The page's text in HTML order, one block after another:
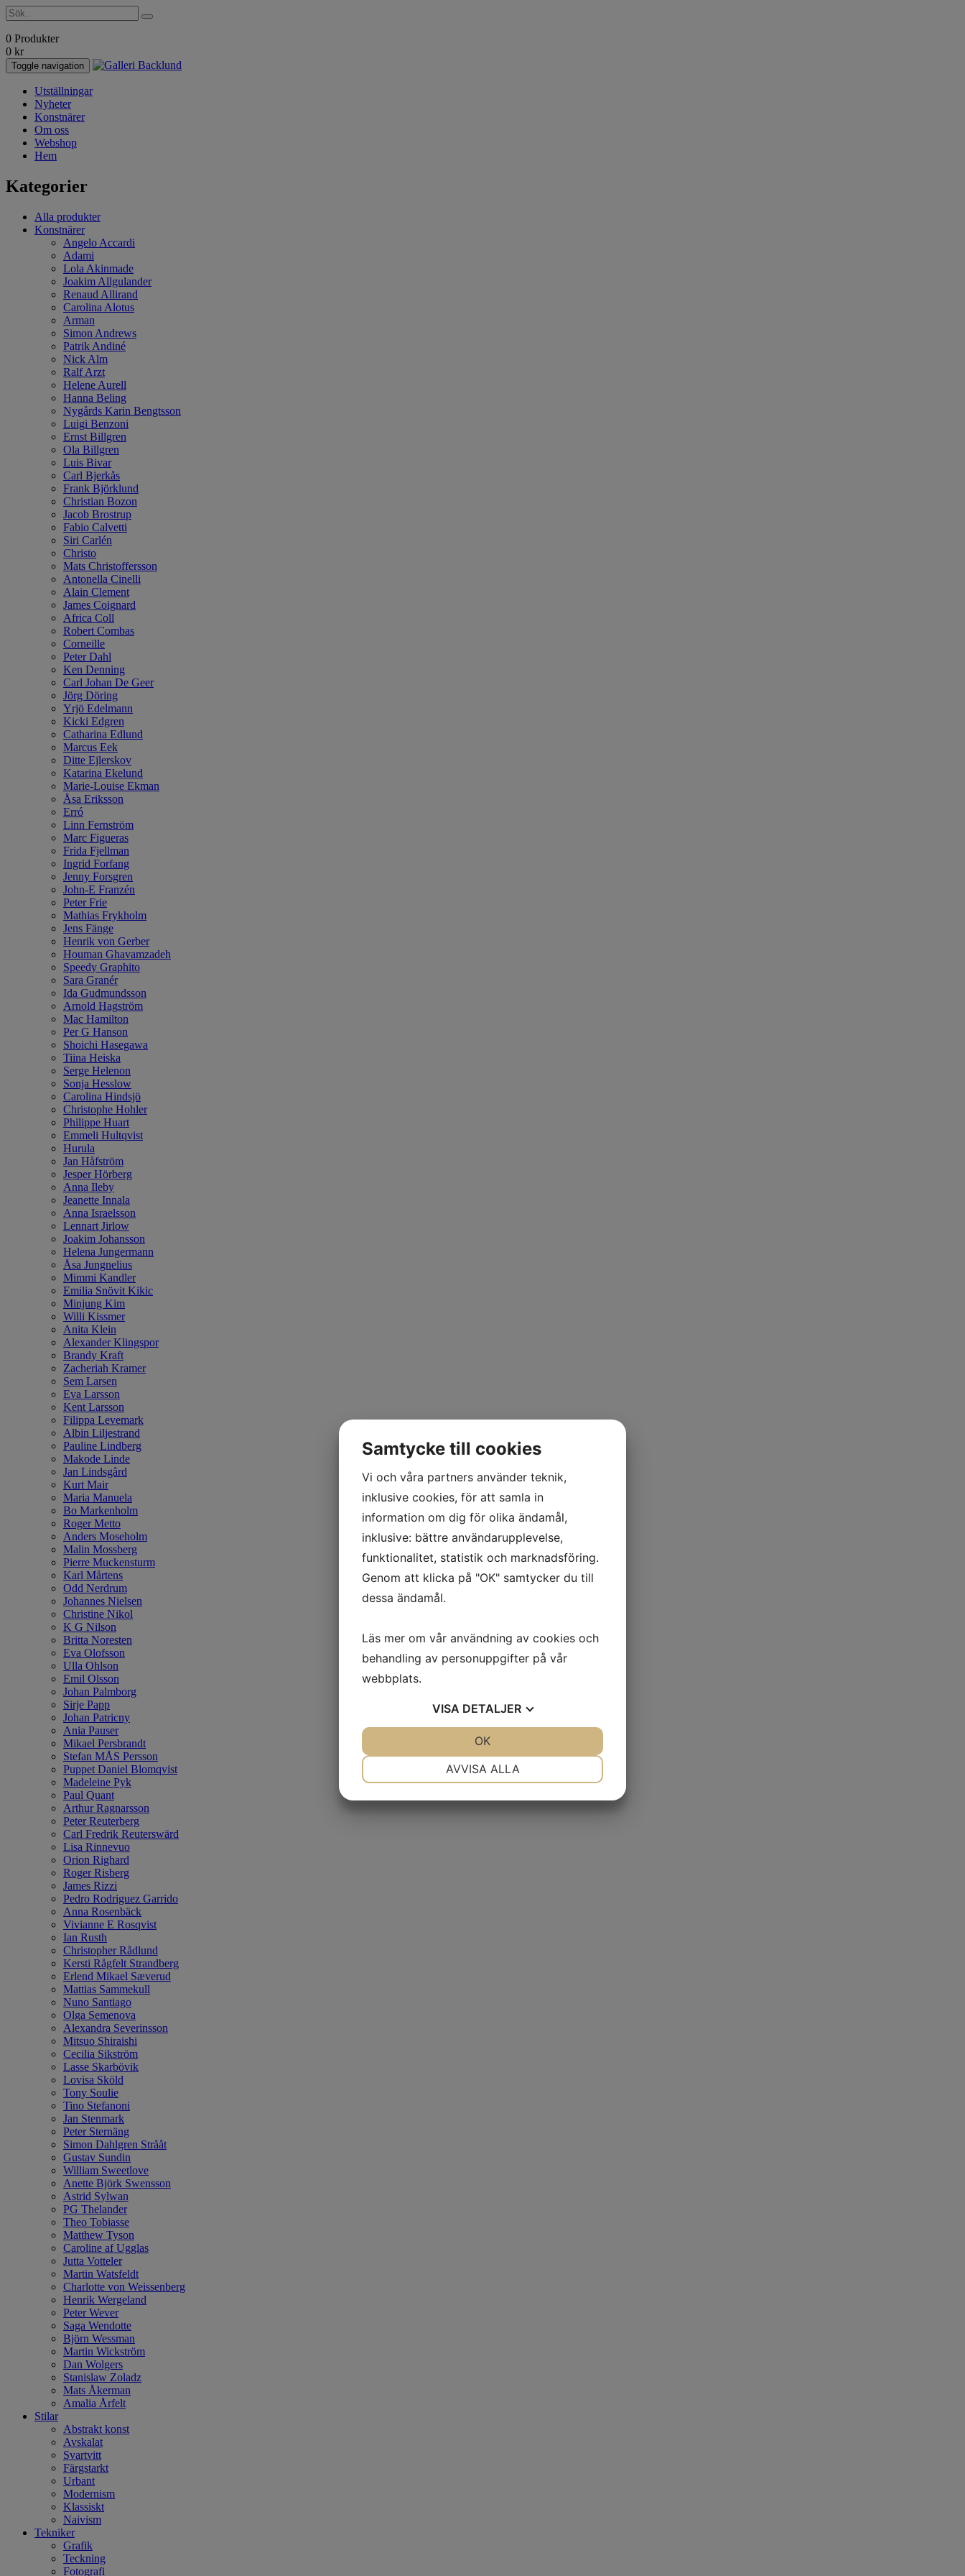
0 Produkter
0 kr
Toggle navigation
Utställningar
Nyheter
Konstnärer
Om oss
Webshop
Hem
Kategorier
Alla produkter
Konstnärer
Angelo Accardi
Adami
Lola Akinmade
Joakim Allgulander
Renaud Allirand
Carolina Alotus
Arman
Simon Andrews
Patrik Andiné
Nick Alm
Ralf Arzt
Helene Aurell
Hanna Beling
Nygårds Karin Bengtsson
Luigi Benzoni
Ernst Billgren
Ola Billgren
Luis Bivar
Carl Bjerkås
Frank Björklund
Christian Bozon
Jacob Brostrup
Fabio Calvetti
Siri Carlén
Christo
Mats Christoffersson
Antonella Cinelli
Alain Clement
James Coignard
Africa Coll
Robert Combas
Corneille
Peter Dahl
Ken Denning
Carl Johan De Geer
Jörg Döring
Yrjö Edelmann
Kicki Edgren
Catharina Edlund
Marcus Eek
Ditte Ejlerskov
Katarina Ekelund
Marie-Louise Ekman
Åsa Eriksson
Erró
Linn Fernström
Marc Figueras
Frida Fjellman
Ingrid Forfang
Jenny Forsgren
John-E Franzén
Peter Frie
Mathias Frykholm
Jens Fänge
Henrik von Gerber
Houman Ghavamzadeh
Speedy Graphito
Sara Granér
Ida Gudmundsson
Arnold Hagström
Mac Hamilton
Per G Hanson
Shoichi Hasegawa
Tiina Heiska
Serge Helenon
Sonja Hesslow
Carolina Hindsjö
Christophe Hohler
Philippe Huart
Emmeli Hultqvist
Hurula
Jan Håfström
Jesper Hörberg
Anna Ileby
Jeanette Innala
Anna Israelsson
Lennart Jirlow
Joakim Johansson
Helena Jungermann
Åsa Jungnelius
Mimmi Kandler
Emilia Snövit Kikic
Minjung Kim
Willi Kissmer
Anita Klein
Alexander Klingspor
Brandy Kraft
Zacheriah Kramer
Sem Larsen
Eva Larsson
Kent Larsson
Filippa Levemark
Albin Liljestrand
Pauline Lindberg
Makode Linde
Jan Lindsgård
Kurt Mair
Maria Manuela
Bo Markenholm
Roger Metto
Anders Moseholm
Malin Mossberg
Pierre Muckensturm
Karl Mårtens
Odd Nerdrum
Johannes Nielsen
Christine Nikol
K G Nilson
Britta Noresten
Eva Olofsson
Ulla Ohlson
Emil Olsson
Johan Palmborg
Sirje Papp
Johan Patricny
Ania Pauser
Mikael Persbrandt
Stefan MÅS Persson
Puppet Daniel Blomqvist
Madeleine Pyk
Paul Quant
Arthur Ragnarsson
Peter Reuterberg
Carl Fredrik Reuterswärd
Lisa Rinnevuo
Orion Righard
Roger Risberg
James Rizzi
Pedro Rodriguez Garrido
Anna Rosenbäck
Vivianne E Rosqvist
Ian Rusth
Christopher Rådlund
Kersti Rågfelt Strandberg
Erlend Mikael Sæverud
Mattias Sammekull
Nuno Santiago
Olga Semenova
Alexandra Severinsson
Mitsuo Shiraishi
Cecilia Sikström
Lasse Skarbövik
Lovisa Sköld
Tony Soulie
Tino Stefanoni
Jan Stenmark
Peter Sternäng
Simon Dahlgren Strååt
Gustav Sundin
William Sweetlove
Anette Björk Swensson
Astrid Sylwan
PG Thelander
Theo Tobiasse
Matthew Tyson
Caroline af Ugglas
Jutta Votteler
Martin Watsfeldt
Charlotte von Weissenberg
Henrik Wergeland
Peter Wever
Saga Wendotte
Björn Wessman
Martin Wickström
Dan Wolgers
Stanislaw Zoladz
Mats Åkerman
Amalia Årfelt
Stilar
Abstrakt konst
Avskalat
Svartvitt
Färgstarkt
Urbant
Modernism
Klassiskt
Naivism
Tekniker
Grafik
Teckning
Fotografi
Samtycke till cookies
Vi och våra partners använder teknik,
inklusive cookies, för att samla in
information om dig för olika ändamål,
inklusive: bättre användarupplevelse,
funktionalitet, statistik och marknadsföring.
Genom att klicka på "OK" samtycker du till
dessa ändamål.
Läs mer om vår användning av cookies och
behandling av personuppgifter på vår
webbplats.
VISA DETALJER
AVVISA ALLA
OK